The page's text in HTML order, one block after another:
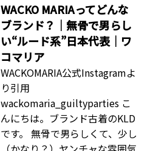
WACKO MARIAってどんな
ブランド？｜無骨で男らし
い“ルード系”日本代表｜ワ
コマリア
WACKOMARIA公式Instagramよ
り引用
wackomaria_guiltyparties こ
んにちは。ブランド古着のKLD
です。 無骨で男らしくて、少し